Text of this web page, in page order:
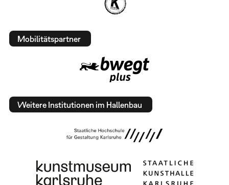
Mobilitätspartner
Weitere Institutionen im Hallenbau